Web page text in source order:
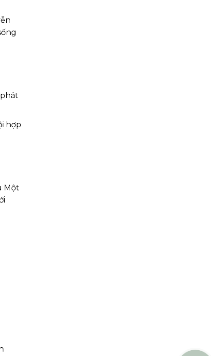
hợp
Một